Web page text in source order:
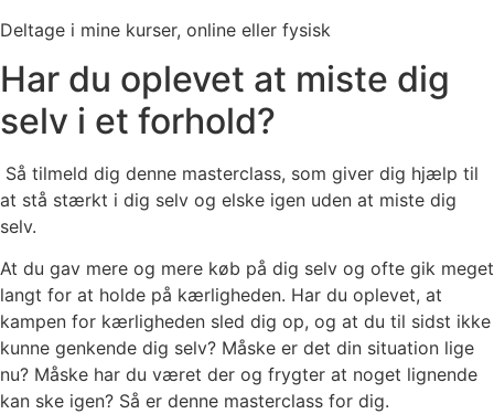
Deltage i mine kurser, online eller fysisk
Har du oplevet at miste dig
selv i et forhold?
Så tilmeld dig denne masterclass, som giver dig hjælp til
at stå stærkt i dig selv og elske igen uden at miste dig
selv.
At du gav mere og mere køb på dig selv og ofte gik meget
langt for at holde på kærligheden. Har du oplevet, at
kampen for kærligheden sled dig op, og at du til sidst ikke
kunne genkende dig selv? Måske er det din situation lige
nu? Måske har du været der og frygter at noget lignende
kan ske igen? Så er denne masterclass for dig.